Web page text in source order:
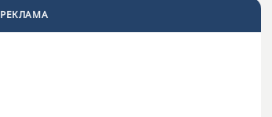
РЕКЛАМА